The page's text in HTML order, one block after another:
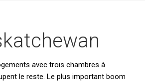
avec trois chambres à
le reste. Le plus important boom